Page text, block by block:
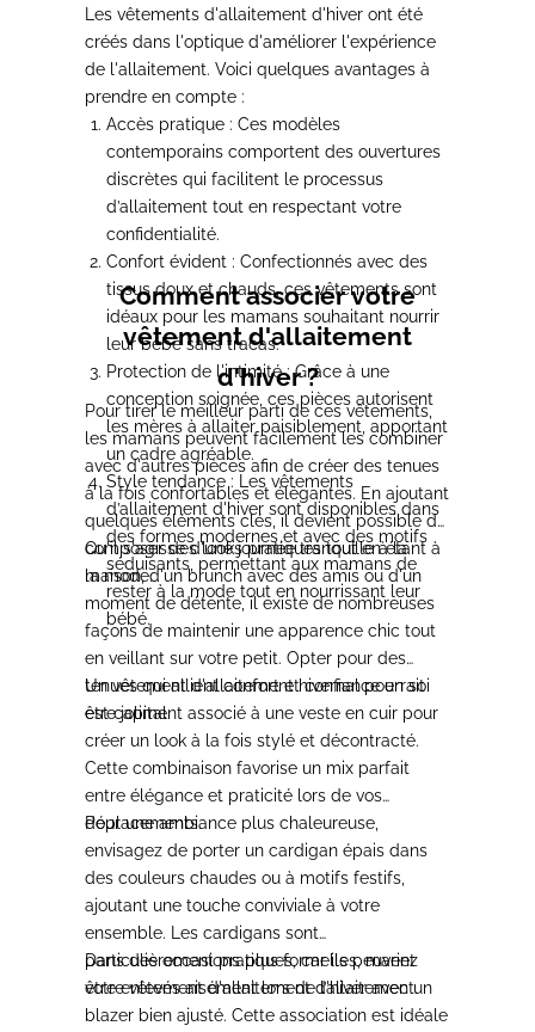
Les vêtements d'allaitement d'hiver ont été
créés dans l'optique d'améliorer l'expérience
de l'allaitement. Voici quelques avantages à
prendre en compte :
Accès pratique : Ces modèles
contemporains comportent des ouvertures
discrètes qui facilitent le processus
d’allaitement tout en respectant votre
confidentialité.
Confort évident : Confectionnés avec des
tissus doux et chauds, ces vêtements sont
idéaux pour les mamans souhaitant nourrir
leur bébé sans tracas.
Protection de l'intimité :Grâce à une
conception soignée, ces pièces autorisent
les mères à allaiter paisiblement, apportant
un cadre agréable.
Style tendance : Les vêtements
d’allaitement d'hiver sont disponibles dans
des formes modernes et avec des motifs
séduisants, permettant aux mamans de
rester à la mode tout en nourrissant leur
bébé.
Comment associer votre
vêtement d'allaitement
d'hiver ?
Pour tirer le meilleur parti de ces vêtements,
les mamans peuventfacilement les combiner
avec d'autres pièces afin de créer des tenues
à la fois confortables et élégantes. En ajoutant
quelques éléments clés, il devient possible de
composer des looks pratiques tout en étant à
la mode.
Qu'il s'agisse d'une journée tranquille à la
maison, d'un brunch avec des amis ou d'un
moment de détente, il existe de nombreuses
façons de maintenir une apparence chic tout
en veillant sur votre petit. Opter pour des
tenues qui allient confort et confiance en soi
est capital.
Un vêtement d'allaitement hivernal pourrait
être joliment associé à une veste en cuir pour
créer un look à la fois stylé et décontracté.
Cette combinaison favorise un mix parfait
entre élégance et praticité lors de vos
déplacements.
Pour une ambiance plus chaleureuse,
envisagez de porter un cardigan épais dans
des couleurs chaudes ou à motifs festifs,
ajoutant une touche conviviale à votre
ensemble. Les cardigans sont
particulièrement pratiques, car ils peuvent
être enlevés aisément lors de l’allaitement.
Dans des occasions plus formelles, mariez
votre vêtement d'allaitement d'hiver avec un
blazer bien ajusté. Cette association est idéale